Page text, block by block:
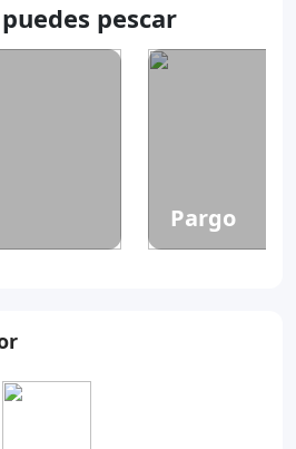
pescar
Pargo